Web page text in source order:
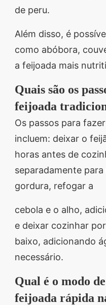
de peru.
Além disso, é
como abóbora,
a feijoada mais
Quais são os
feijoada
Os passos para
incluem: deixar o
horas antes de
separadamente
gordura, refogar a
cebola e o alho,
e deixar cozinhar
baixo, adicionando
necessário.
Qual é o modo
feijoada rápida